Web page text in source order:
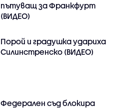
пътуващ за Франкфурт
(ВИДЕО)
Порой и градушка удариха
Силинстренско (ВИДЕО)
Федерален съд блокира